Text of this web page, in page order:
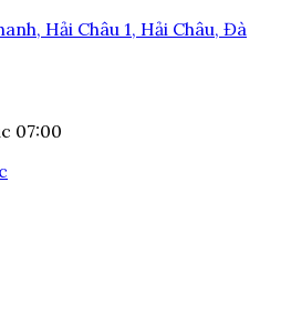
Hải Châu 1, Hải Châu, Đà
07:00